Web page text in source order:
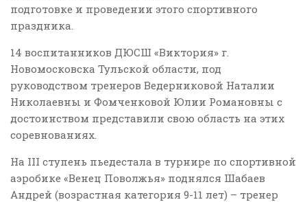
подготовке и проведении этого спортивного
праздника.
14 воспитанников ДЮСШ «Виктория» г.
Новомосковска Тульской области, под
руководством тренеров Ведерниковой Наталии
Николаевны и Фомченковой Юлии Романовны с
достоинством представили свою область на этих
соревнованиях.
На III ступень пьедестала в турнире по спортивной
аэробике «Венец Поволжья» поднялся Шабаев
Андрей (возрастная категория 9-11 лет) – тренер